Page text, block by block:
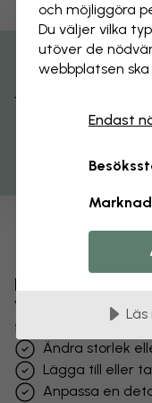
Förändra din
Vårt designteam
för att göra det
Ändra storlek
Lägga till eller
Anpassa en
Få 15% rabatt
och möjliggöra
Du väljer vilka
utöver de
webbplatsen
Endast